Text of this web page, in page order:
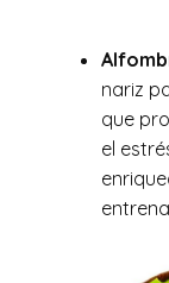
nariz
que
el